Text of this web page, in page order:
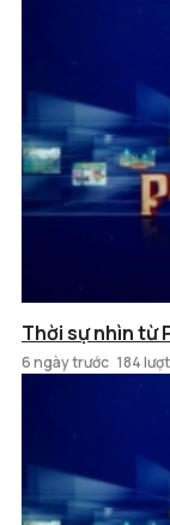
Thời sự nhìn từ
6 ngày trước 184